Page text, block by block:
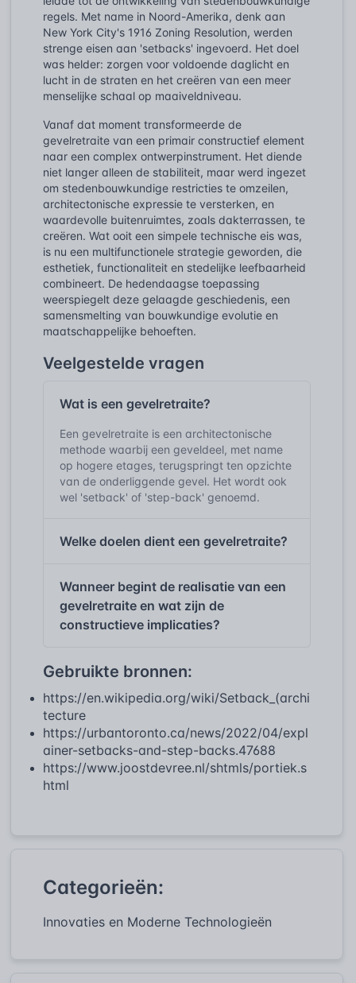
regels. Met name in Noord-Amerika, denk aan
New York City's 1916 Zoning Resolution, werden
strenge eisen aan 'setbacks' ingevoerd. Het doel
was helder: zorgen voor voldoende daglicht en
lucht in de straten en het creëren van een meer
menselijke schaal op maaiveldniveau.
Vanaf dat moment transformeerde de
gevelretraite van een primair constructief element
naar een complex ontwerpinstrument. Het diende
niet langer alleen de stabiliteit, maar werd ingezet
om stedenbouwkundige restricties te omzeilen,
architectonische expressie te versterken, en
waardevolle buitenruimtes, zoals dakterrassen, te
creëren. Wat ooit een simpele technische eis was,
is nu een multifunctionele strategie geworden, die
esthetiek, functionaliteit en stedelijke leefbaarheid
combineert. De hedendaagse toepassing
weerspiegelt deze gelaagde geschiedenis, een
samensmelting van bouwkundige evolutie en
maatschappelijke behoeften.
Veelgestelde vragen
Wat is een gevelretraite?
Een gevelretraite is een architectonische
methode waarbij een geveldeel, met name
op hogere etages, terugspringt ten opzichte
van de onderliggende gevel. Het wordt ook
wel 'setback' of 'step-back' genoemd.
Welke doelen dient een gevelretraite?
Wanneer begint de realisatie van een
gevelretraite en wat zijn de
constructieve implicaties?
Gebruikte bronnen:
https://en.wikipedia.org/wiki/Setback_(archi
tecture
https://urbantoronto.ca/news/2022/04/expl
ainer-setbacks-and-step-backs.47688
https://www.joostdevree.nl/shtmls/portiek.s
html
Categorieën:
Innovaties en Moderne Technologieën